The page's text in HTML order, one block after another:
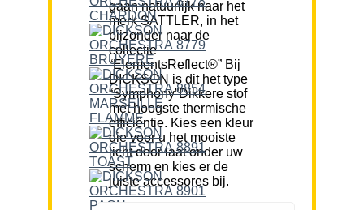
gaan natuurlijk naar het
merk SATTLER, in het
bijzonder naar de
collectie
“ElementsReflect®” Bij
DICKSON is dit het type
“Symphony”Dikkere stof
met hoogste thermische
efficiëntie. Kies een kleur
die voor u het mooiste
licht door laat onder uw
scherm en kies er de
juiste accessores bij.